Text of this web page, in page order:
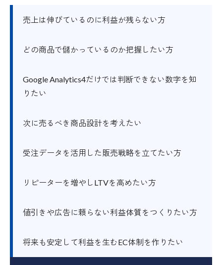
売上は伸びているのに利益が残らない方
どの商品で儲かっているのか把握したい方
Google Analytics4だけでは判断できない数字を知
りたい
次に売るべき商品設計を考えたい
受注データを活用した販売戦略を立てたい方
リピーターを増やしLTVを高めたい方
値引きや広告に頼らない利益体質をつくりたい方
将来も安定して利益を生むEC体制を作りたい